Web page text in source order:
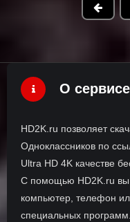
О сервисе
HD2K.ru позволяет
Одноклассников по
Ultra HD 4K качестве
С помощью HD2K.ru вы
компьютер, телефон
специальных